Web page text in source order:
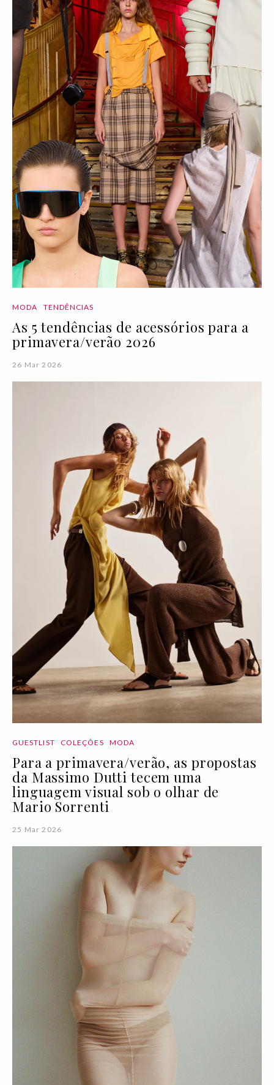
MODA TENDÊNCIAS
As 5 tendências de acessórios para a
primavera/verão 2026
26 Mar 2026
GUESTLIST COLEÇÕES MODA
Para a primavera/verão, as propostas
da Massimo Dutti tecem uma
linguagem visual sob o olhar de
Mario Sorrenti
25 Mar 2026